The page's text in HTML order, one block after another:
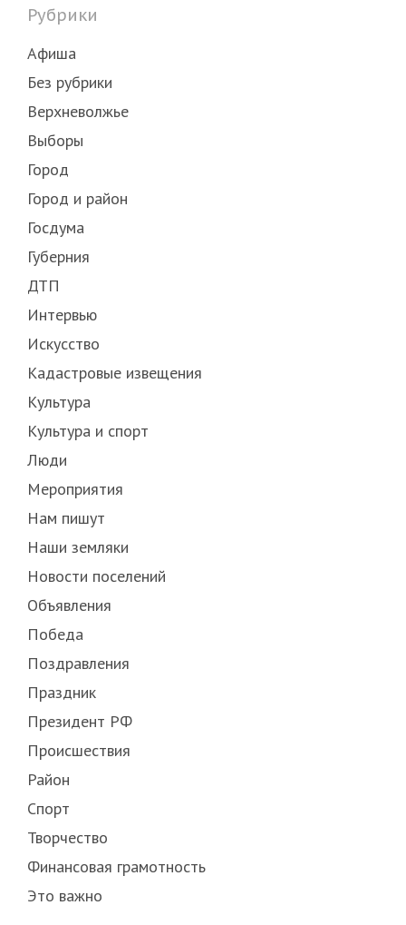
Рубрики
Афиша
Без рубрики
Верхневолжье
Выборы
Город
Город и район
Госдума
Губерния
ДТП
Интервью
Искусство
Кадастровые извещения
Культура
Культура и спорт
Люди
Мероприятия
Нам пишут
Наши земляки
Новости поселений
Объявления
Победа
Поздравления
Праздник
Президент РФ
Происшествия
Район
Спорт
Творчество
Финансовая грамотность
Это важно